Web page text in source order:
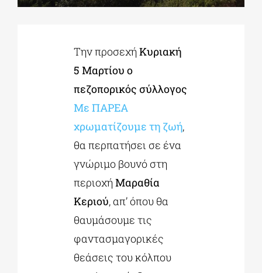
ΕΚΠΑΙΔΕΥΤΙΚΑ ΙΔΡΥΜΑΤΑ
ΠΟΛΙΤΙΣΤΙΚΟΙ ΦΟΡΕΙΣ
Την προσεχήΚυριακή
5 Μαρτίου ο
πεζοπορικός σύλλογος
Με ΠΑΡΕΑ
χρωματίζουμε τη ζωή,
θα περπατήσει σε ένα
γνώριμο βουνό στη
περιοχήΜαραθία
Κεριού, απ’ όπου θα
θαυμάσουμε τις
φαντασμαγορικές
θεάσεις του κόλπου